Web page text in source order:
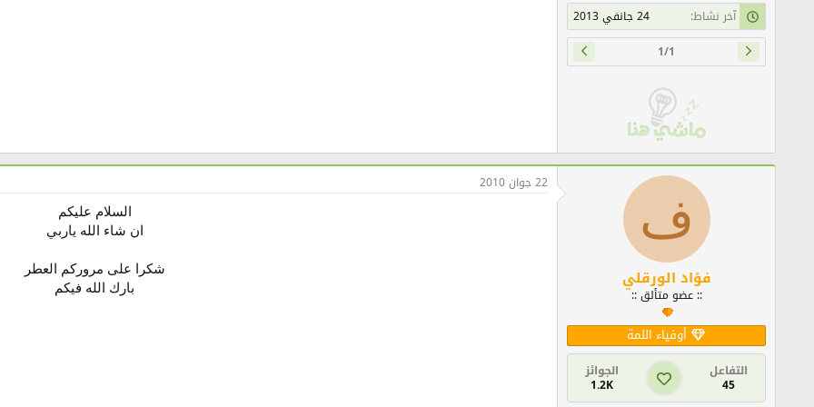
آخر نشاط
24 جانفي 2013
1/1
ف
فؤاد الورقلي
:: عضو متألق ::
أوفياء اللمة
التفاعل
45
الجوائز
1.2K
22 جوان 2010
السلام عليكم
ان شاء الله ياربي
شكرا على مروركم العطر
بارك الله فيكم